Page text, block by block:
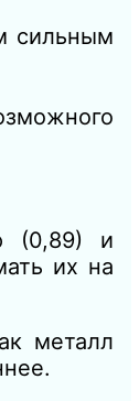
сильным
(0,89) и
их на
металл